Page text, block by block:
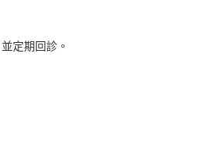
定期回診。